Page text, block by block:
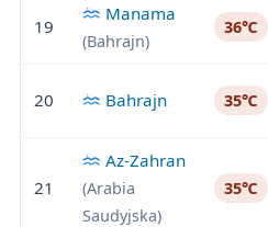
19
Manama
(Bahrajn)
36℃
20 Bahrajn 35℃
21
Az-Zahran
(Arabia
Saudyjska)
35℃